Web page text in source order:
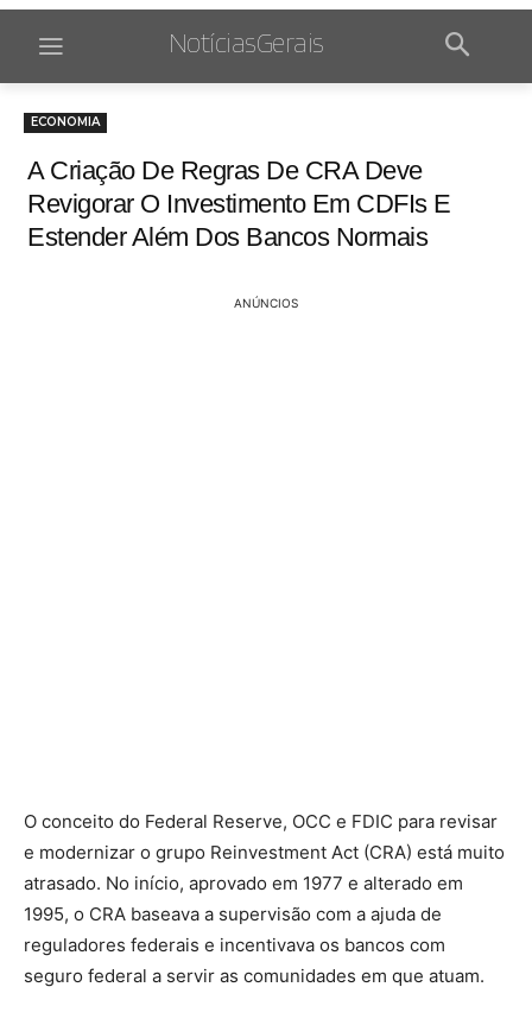
NotíciasGerais
ECONOMIA
A Criação De Regras De CRA Deve
Revigorar O Investimento Em CDFIs E
Estender Além Dos Bancos Normais
ANÚNCIOS
O conceito do Federal Reserve, OCC e FDIC para revisar
e modernizar o grupo Reinvestment Act (CRA) está muito
atrasado. No início, aprovado em 1977 e alterado em
1995, o CRA baseava a supervisão com a ajuda de
reguladores federais e incentivava os bancos com
seguro federal a servir as comunidades em que atuam.